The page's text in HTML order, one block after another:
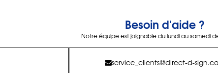
Besoin d'aide ?
Notre équipe est joignable du lundi au samedi
service_clients@direct-d-